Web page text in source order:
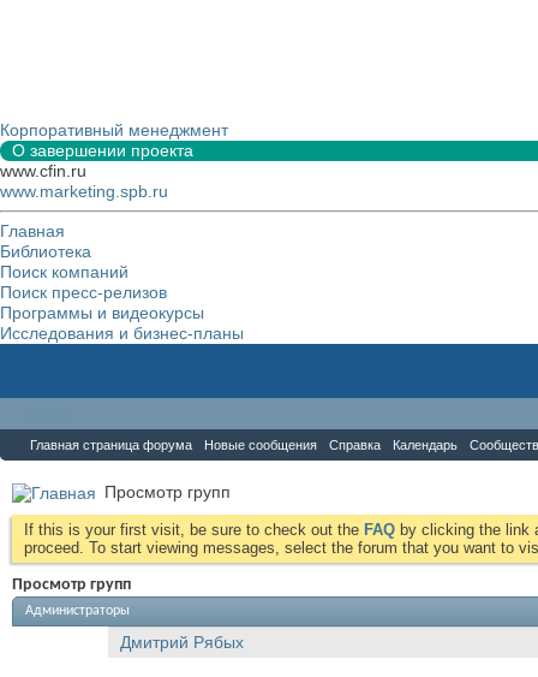
Корпоративный менеджмент
О завершении проекта
www.cfin.ru
www.marketing.spb.ru
Главная
Библиотека
Поиск компаний
Поиск пресс-релизов
Программы и видеокурсы
Исследования и бизнес-планы
Главная страница форума Новые сообщения Справка Календарь
Просмотр групп
If this is your first visit, be sure to check out the FAQ by clicking the link
proceed. To start viewing messages, select the forum that you want to
Просмотр групп
Администраторы
Дмитрий Рябых